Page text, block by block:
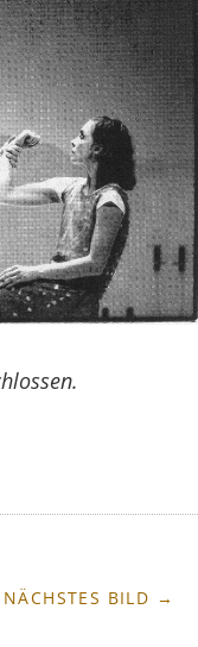
NÄCHSTES BILD →